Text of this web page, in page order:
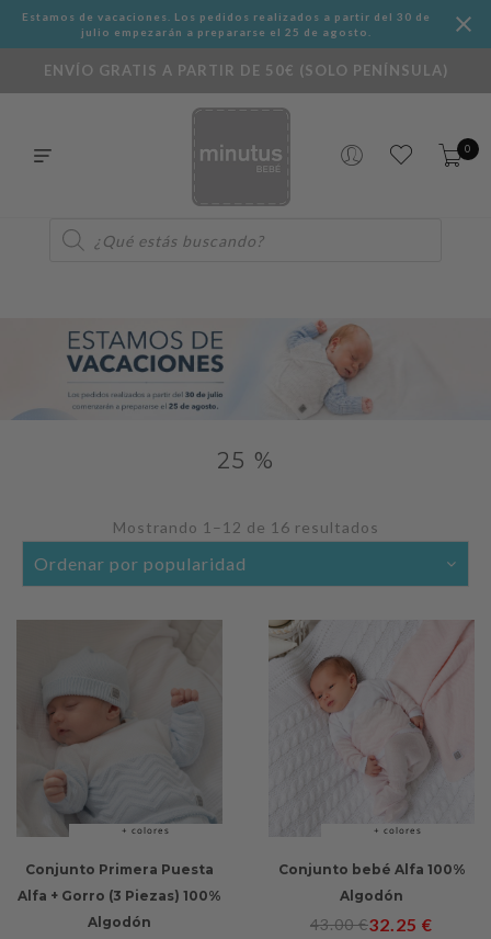
Estamos de vacaciones. Los pedidos realizados a partir del 30 de
julio empezarán a prepararse el 25 de agosto.
ENVÍO GRATIS A PARTIR DE 50€ (SOLO PENÍNSULA)
0
de
productos
25 %
Mostrando 1–12 de 16 resultados
Ordenado
+ colores
Conjunto Primera Puesta
Alfa + Gorro (3 Piezas) 100%
Algodón
+ colores
Conjunto bebé Alfa 100%
Algodón
43.00€32.25 €